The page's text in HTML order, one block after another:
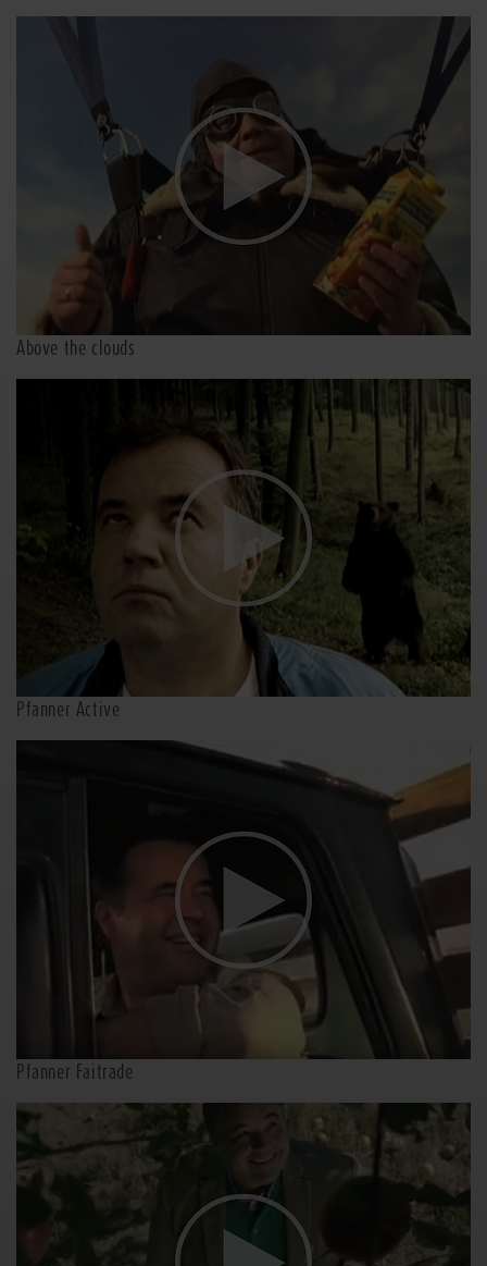
Above the clouds
Pfanner Active
Pfanner Faitrade